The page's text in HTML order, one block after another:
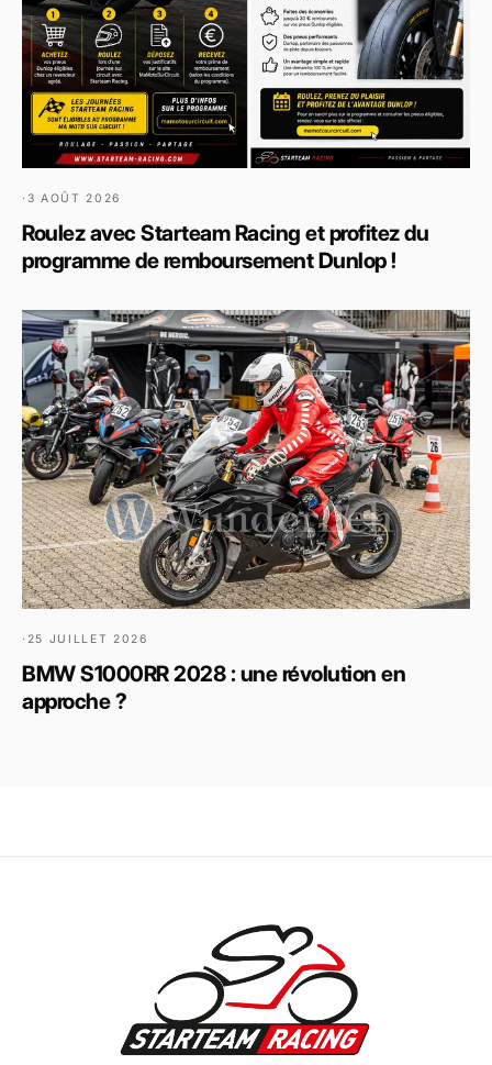
· 3 AOÛT 2026
Roulez avec Starteam Racing et profitez du
programme de remboursement Dunlop !
· 25 JUILLET 2026
BMW S1000RR 2028 : une révolution en
approche ?